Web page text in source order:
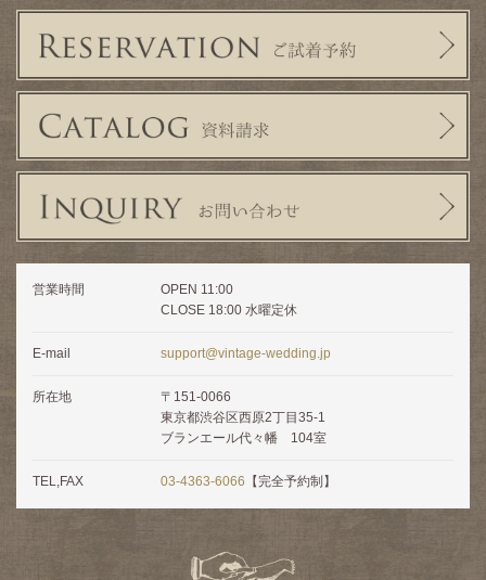
営業時間
OPEN 11:00
CLOSE 18:00 水曜定休
E-mail support@vintage-wedding.jp
所在地
〒151-0066
東京都渋谷区西原2丁目35-1
ブランエール代々幡 104室
TEL,FAX 03-4363-6066 【完全予約制】